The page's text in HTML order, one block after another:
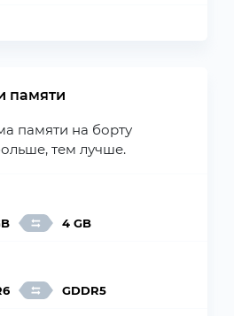
памяти
памяти на борту
тем лучше.
4 GB
GDDR5